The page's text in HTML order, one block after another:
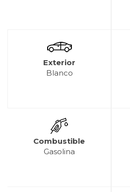
Exterior
Blanco
Combustible
Gasolina